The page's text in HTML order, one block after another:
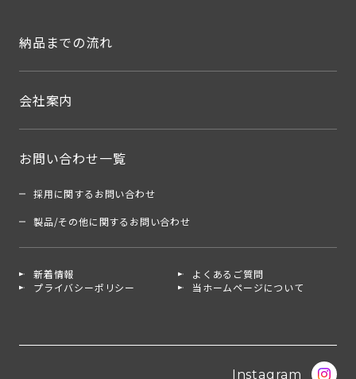
納品までの流れ
会社案内
お問い合わせ一覧
採用に関するお問い合わせ
製品/その他に関するお問い合わせ
新着情報
よくあるご質問
プライバシーポリシー
当ホームページについて
Instagram